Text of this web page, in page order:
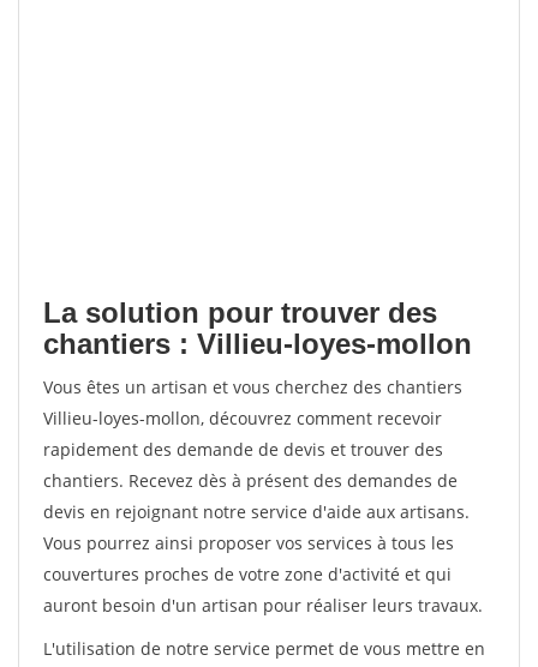
La solution pour trouver des
chantiers : Villieu-loyes-mollon
Vous êtes un artisan et vous cherchez des chantiers
Villieu-loyes-mollon, découvrez comment recevoir
rapidement des demande de devis et trouver des
chantiers. Recevez dès à présent des demandes de
devis en rejoignant notre service d'aide aux artisans.
Vous pourrez ainsi proposer vos services à tous les
couvertures proches de votre zone d'activité et qui
auront besoin d'un artisan pour réaliser leurs travaux.
L'utilisation de notre service permet de vous mettre en